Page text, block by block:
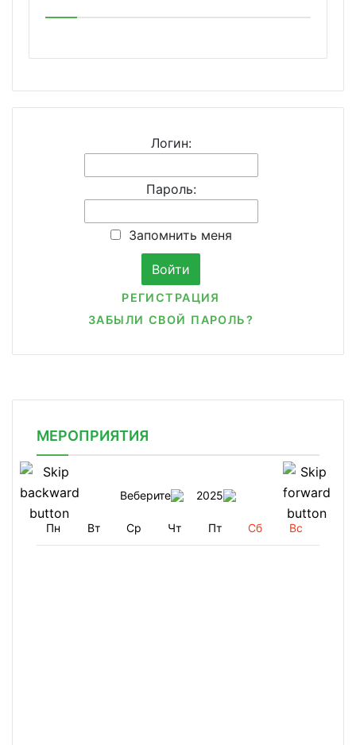
Логин:
Пароль:
Запомнить меня
РЕГИСТРАЦИЯ
ЗАБЫЛИ СВОЙ ПАРОЛЬ?
МЕРОПРИЯТИЯ
Веберите 2025
Пн Вт Ср Чт Пт Сб Вс